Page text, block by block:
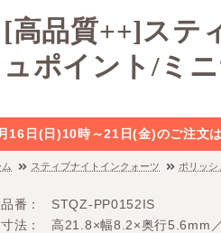
[高品質++]ステ
ュポイント/ミ
16日(日)10時～21日(金)のご注文
ム スティブナイトインクォーツ ポリッシ
品番
STQZ-PP0152IS
寸法
高21.8×幅8.2×奥行5.6mm